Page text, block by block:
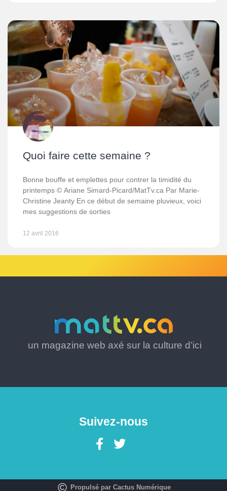
Quoi faire cette semaine ?
Bonne bouffe et emplettes pour contrer la timidité du
printemps © Ariane Simard-Picard/MatTv.ca Par Marie-
Christine Jeanty En ce début de semaine pluvieux, voici
mes suggestions de sorties
12 avril 2016
un magazine web axé sur la culture d’ici
Suivez-nous
Propulsé par Cactus Numérique